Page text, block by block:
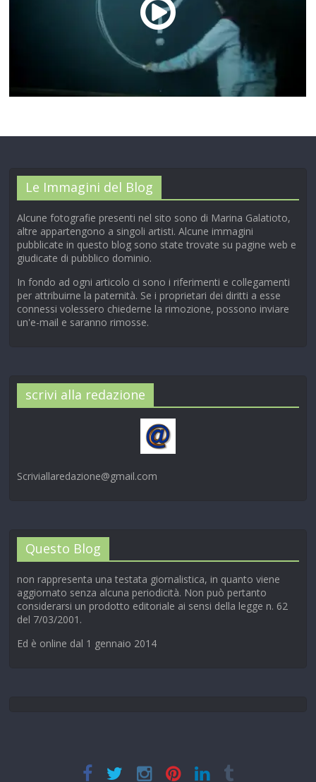
Le Immagini del Blog
Alcune fotografie presenti nel sito sono di Marina Galatioto,
altre appartengono a singoli artisti. Alcune immagini
pubblicate in questo blog sono state trovate su pagine web e
giudicate di pubblico dominio.
In fondo ad ogni articolo ci sono i riferimenti e collegamenti
per attribuirne la paternità. Se i proprietari dei diritti a esse
connessi volessero chiederne la rimozione, possono inviare
un'e-mail e saranno rimosse.
scrivi alla redazione
Scriviallaredazione@gmail.com
Questo Blog
non rappresenta una testata giornalistica, in quanto viene
aggiornato senza alcuna periodicità. Non può pertanto
considerarsi un prodotto editoriale ai sensi della legge n. 62
del 7/03/2001.
Ed è online dal 1 gennaio 2014